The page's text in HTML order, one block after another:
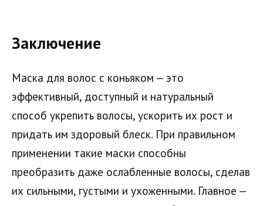
Заключение
Маска для волос с коньяком — это
эффективный, доступный и натуральный
способ укрепить волосы, ускорить их рост и
придать им здоровый блеск. При правильном
применении такие маски способны
преобразить даже ослабленные волосы, сделав
их сильными, густыми и ухоженными. Главное —